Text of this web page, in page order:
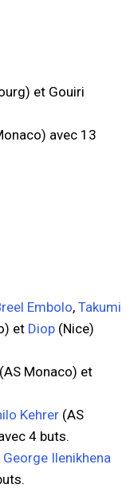
et Gouiri
avec 13
Embolo, Takumi
et Diop (Nice)
(AS Monaco) et
Kehrer (AS
4 buts.
George Ilenikhena